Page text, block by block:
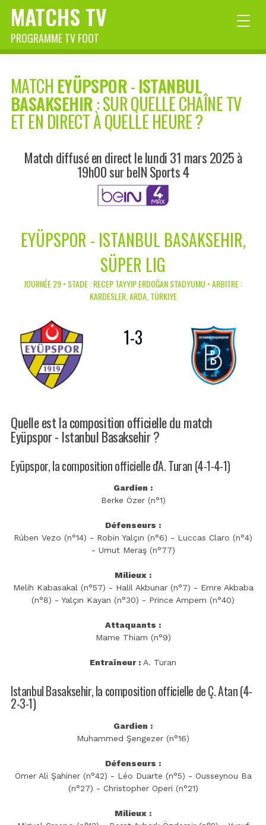
MATCHS TV
PROGRAMME TV FOOT
MATCH EYÜPSPOR-ISTANBUL
BASAKSEHIR: SUR QUELLE CHAÎNE TV
ET EN DIRECT À QUELLE HEURE ?
Match diffusé en direct le lundi 31 mars 2025 à
19h00 sur beIN Sports 4
EYÜPSPOR - ISTANBUL BASAKSEHIR,
SÜPER LIG
JOURNÉE 29 • STADE : RECEP TAYYIP ERDOĞAN STADYUMU • ARBITRE :
KARDESLER, ARDA, TÜRKIYE
1-3
Quelle est la composition officielle du match
Eyüpspor - Istanbul Basaksehir ?
Eyüpspor, la composition officielle d'A. Turan (4-1-4-1)
Gardien :
Berke Özer (n°1)
Défenseurs :
Rúben Vezo (n°14) - Robin Yalçın (n°6) - Luccas Claro (n°4)
- Umut Meraş (n°77)
Milieux :
Melih Kabasakal (n°57) - Halil Akbunar (n°7) - Emre Akbaba
(n°8) - Yalçın Kayan (n°30) - Prince Ampem (n°40)
Attaquants :
Mame Thiam (n°9)
Entraîneur : A. Turan
Istanbul Basaksehir, la composition officielle de Ç. Atan (4-
2-3-1)
Gardien :
Muhammed Şengezer (n°16)
Défenseurs :
Ömer Ali Şahiner (n°42) - Léo Duarte (n°5) - Ousseynou Ba
(n°27) - Christopher Operi (n°21)
Milieux :